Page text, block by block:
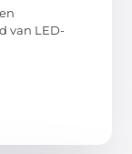
van LED-